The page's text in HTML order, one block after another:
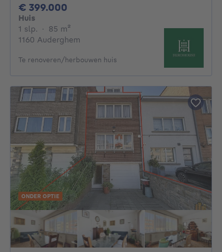
€ 399.000
Huis
1 slp. 1 slaapkamer
· 85 m²
1160 Auderghem
Te renoveren/herbouwen huis
ONDER OPTIE